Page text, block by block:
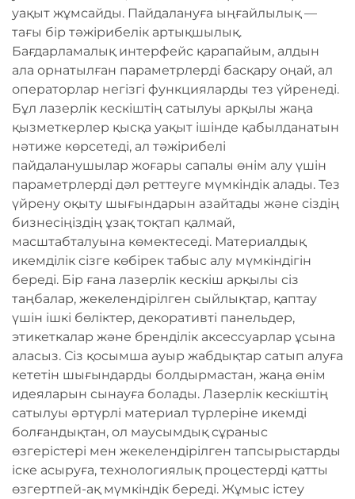
уақыт жұмсайды. Пайдалануға ыңғайлылық —
тағы бір тәжірибелік артықшылық.
Бағдарламалық интерфейс қарапайым, алдын
ала орнатылған параметрлерді басқару оңай, ал
операторлар негізгі функцияларды тез үйренеді.
Бұл лазерлік кескіштің сатылуы арқылы жаңа
қызметкерлер қысқа уақыт ішінде қабылданатын
нәтиже көрсетеді, ал тәжірибелі
пайдаланушылар жоғары сапалы өнім алу үшін
параметрлерді дәл реттеуге мүмкіндік алады. Тез
үйрену оқыту шығындарын азайтады және сіздің
бизнесіңіздің ұзақ тоқтап қалмай,
масштабталуына көмектеседі. Материалдық
икемділік сізге көбірек табыс алу мүмкіндігін
береді. Бір ғана лазерлік кескіш арқылы сіз
таңбалар, жекелендірілген сыйлықтар, қаптау
үшін ішкі бөліктер, декоративті панельдер,
этикеткалар және бренділік аксессуарлар ұсына
аласыз. Сіз қосымша ауыр жабдықтар сатып алуға
кететін шығындарды болдырмастан, жаңа өнім
идеяларын сынауға болады. Лазерлік кескіштің
сатылуы әртүрлі материал түрлеріне икемді
болғандықтан, ол маусымдық сұраныс
өзгерістері мен жекелендірілген тапсырыстарды
іске асыруға, технологиялық процестерді қатты
өзгертпей-ақ мүмкіндік береді. Жұмыс істеу